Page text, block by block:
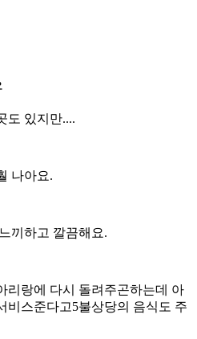
도 있지만....
나아요.
끼하고 깔끔해요.
리랑에 다시 돌려주곤하는데 아
비스준다고5불상당의 음식도 주